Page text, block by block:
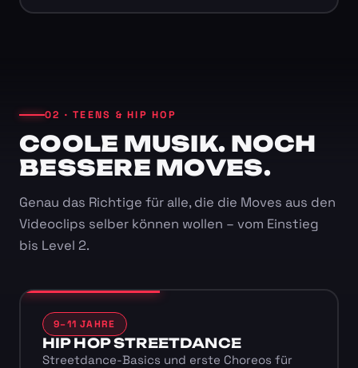
02 · TEENS & HIP HOP
COOLE MUSIK. NOCH
BESSERE MOVES.
Genau das Richtige für alle, die die Moves aus den
Videoclips selber können wollen – vom Einstieg
bis Level 2.
9–11 JAHRE
HIP HOP STREETDANCE
Streetdance-Basics und erste Choreos für